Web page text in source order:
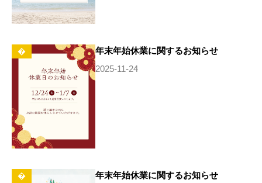
�
年末年始休業に関するお知らせ
2025-11-24
�
年末年始休業に関するお知らせ